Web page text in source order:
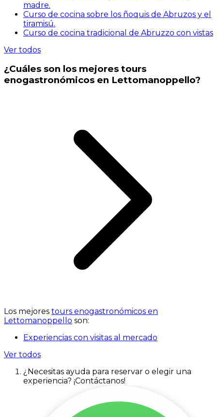
madre.
Curso de cocina sobre los ñoquis de Abruzos y el
tiramisú.
Curso de cocina tradicional de Abruzzo con vistas
Ver todos
¿Cuáles son los mejores tours
enogastronómicos en Lettomanoppello?
Los mejores tours enogastronómicos en
Lettomanoppello son:
Experiencias con visitas al mercado
Ver todos
¿Necesitas ayuda para reservar o elegir una
experiencia? ¡Contáctanos!